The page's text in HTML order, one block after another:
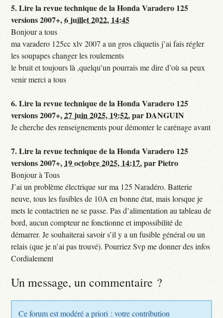
5.Lire la revue technique de la Honda Varadero 125
versions 2007+,6 juillet 2022, 14:45
Bonjour a tous
ma varadero 125cc xlv 2007 a un gros cliquetis j’ai fais régler
les soupapes changer les roulements
le bruit et toujours là ,quelqu’un pourrais me dire d’où sa peux
venir merci a tous
6.Lire la revue technique de la Honda Varadero 125
versions 2007+,27 juin 2025, 19:52,parDANGUIN
Je cherche des renseignements pour démonter le carénage avant
7.Lire la revue technique de la Honda Varadero 125
versions 2007+, 19 octobre 2025, 14:17,parPietro
Bonjour à Tous
J’ai un problème électrique sur ma 125 Naradéro. Batterie
neuve, tous les fusibles de 10A en bonne état, mais lorsque je
mets le contactrien ne se passe. Pas d’alimentation au tableau de
bord, aucun compteur ne fonctionne et impossibilité de
démarrer. Je souhaiterai savoir s’il y a un fusible général ou un
relais (que je n’ai pas trouvé). Pourriez Svp me donner des infos
Cordialement
Un message, un commentaire ?
Ce forum est modéré a priori : votre contribution